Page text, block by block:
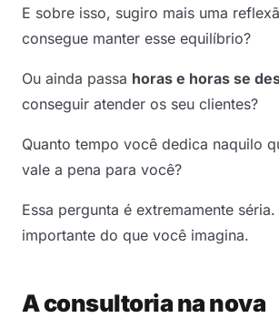
E sobre isso, sugiro mais uma
consegue manter esse equilíbrio?
Ou ainda passa horas e horas se
conseguir atender os seu clientes?
Quanto tempo você dedica naquilo
vale a pena para você?
Essa pergunta é extremamente séria.
importante do que você imagina.
A consultoria na nova